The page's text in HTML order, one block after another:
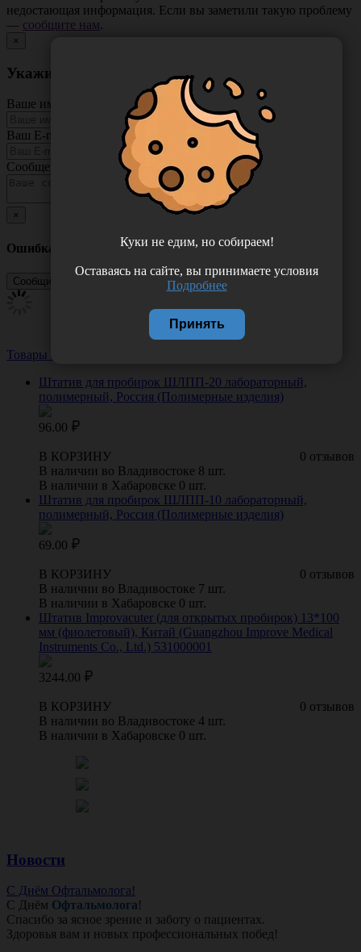
недостающая информация. Если вы заметили такую проблему
— сообщите нам.
×
Укажите неточность в описании товара
Ваше имя
Ваш E-mail
Сообщение
×
Ошибка
Товары из этой категории
Штатив для пробирок ШЛПП-20 лабораторный,
полимерный, Россия (Полимерные изделия)
96.00
0 отзывов
В КОРЗИНУ
В наличии во Владивостоке 8 шт.
В наличии в Хабаровске 0 шт.
Штатив для пробирок ШЛПП-10 лабораторный,
полимерный, Россия (Полимерные изделия)
69.00
0 отзывов
В КОРЗИНУ
В наличии во Владивостоке 7 шт.
В наличии в Хабаровске 0 шт.
Штатив Improvacuter (для открытых пробирок) 13*100
мм (фиолетовый), Китай (Guangzhou Improve Medical
Instruments Co., Ltd.) 531000001
3244.00
0 отзывов
В КОРЗИНУ
В наличии во Владивостоке 4 шт.
В наличии в Хабаровске 0 шт.
Новости
С Днём Офтальмолога!
С Днём Офтальмолога!
Спасибо за ясное зрение и заботу о пациентах.
Здоровья вам и новых профессиональных побед!
Куки не едим, но собираем!
Оставаясь на сайте, вы принимаете условия
Подробнее
Принять